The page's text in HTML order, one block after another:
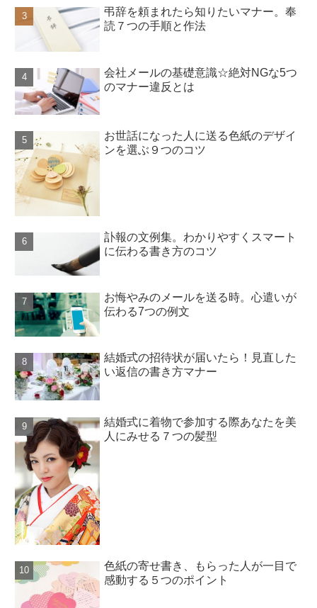
弔辞を頼まれたら知りたいマナー。奉
読７つの手順と作法
会社メールの基礎意識☆絶対NGな5つ
のマナー違反とは
お世話になった人に送る色紙のデザイ
ンを選ぶ９つのコツ
訃報の文例集。わかりやすくスマート
に伝わる書き方のコツ
お悔やみのメールを送る時。心遣いが
伝わる7つの例文
結婚式の招待状が届いたら！見直した
い返信の書き方マナー
結婚式に着物で参加する際あなたを美
人にみせる７つの髪型
色紙の寄せ書き、もらった人が一目で
感動する５つのポイント